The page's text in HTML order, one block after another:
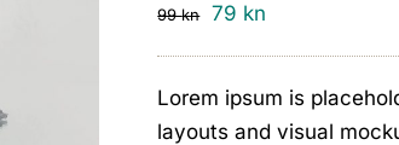
99kn 79 kn
Lorem ipsum is
layouts and visual